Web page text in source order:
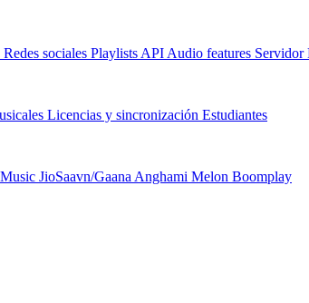
Redes sociales Playlists API Audio features Servidor
Licencias y sincronización Estudiantes
JioSaavn/Gaana Anghami Melon Boomplay